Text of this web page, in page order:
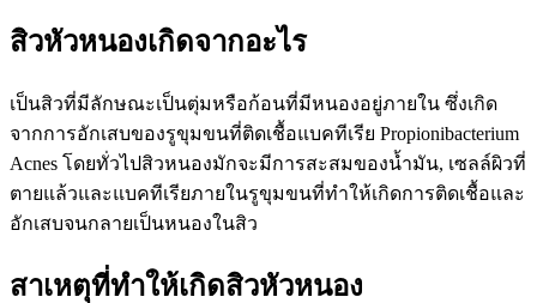
สิวหัวหนองเกิดจากอะไร
เป็นสิวที่มีลักษณะเป็นตุ่มหรือก้อนที่มีหนองอยู่ภายใน ซึ่งเกิด
จากการอักเสบของรูขุมขนที่ติดเชื้อแบคทีเรีย Propionibacterium
Acnes โดยทั่วไปสิวหนองมักจะมีการสะสมของน้ำมัน, เซลล์ผิวที่
ตายแล้วและแบคทีเรียภายในรูขุมขนที่ทำให้เกิดการติดเชื้อและ
อักเสบจนกลายเป็นหนองในสิว
สาเหตุที่ทำให้เกิดสิวหัวหนอง